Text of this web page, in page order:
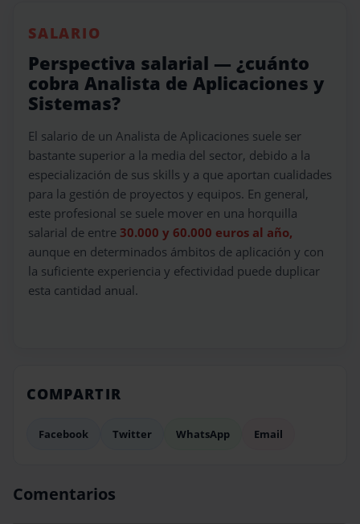
SALARIO
Perspectiva salarial — ¿cuánto
cobra Analista de Aplicaciones y
Sistemas?
El salario de un Analista de Aplicaciones suele ser
bastante superior a la media del sector, debido a la
especialización de sus skills y a que aportan cualidades
para la gestión de proyectos y equipos. En general,
este profesional se suele mover en una horquilla
salarial de entre 30.000 y 60.000 euros al año,
aunque en determinados ámbitos de aplicación y con
la suficiente experiencia y efectividad puede duplicar
esta cantidad anual.
COMPARTIR
Facebook Twitter WhatsApp Email
Comentarios